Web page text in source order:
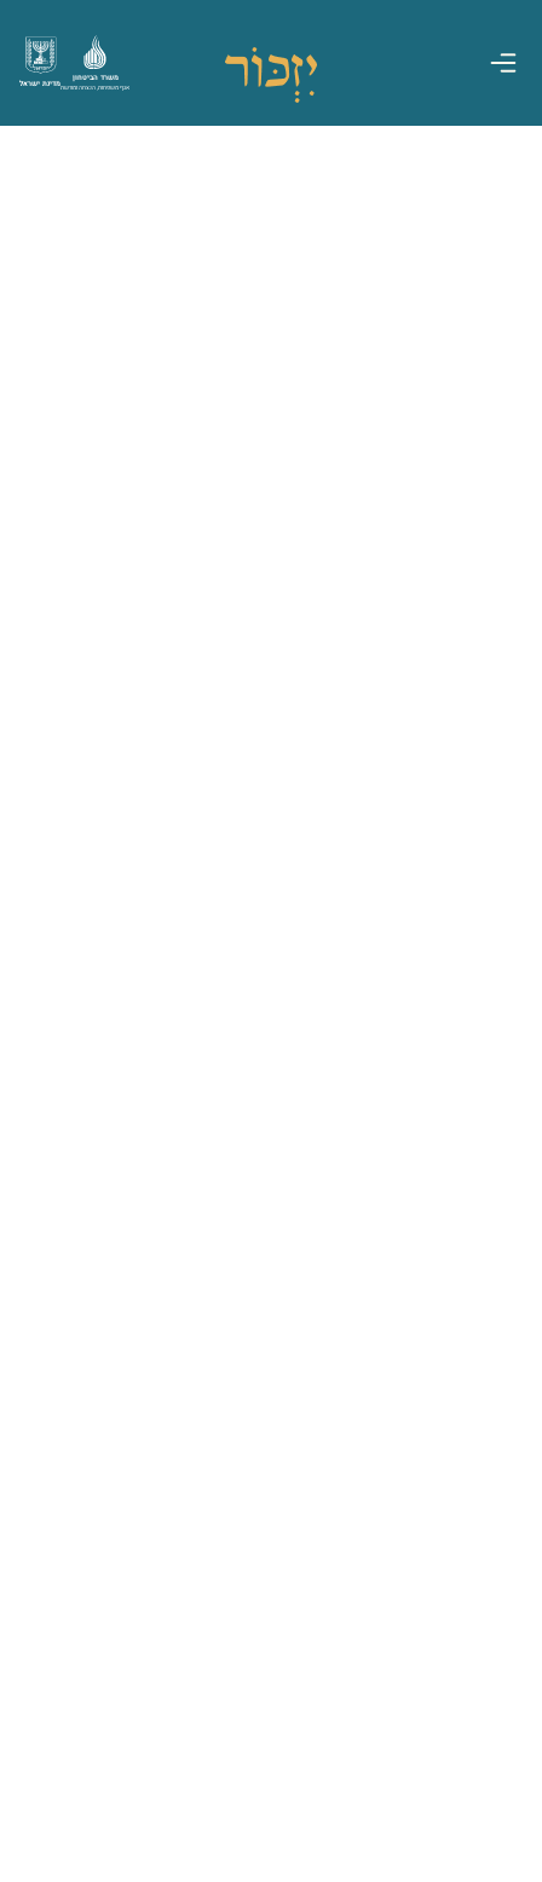
מדינת ישראל
משרד הביטחון
אגף משפחות, הנצחה ומורשת